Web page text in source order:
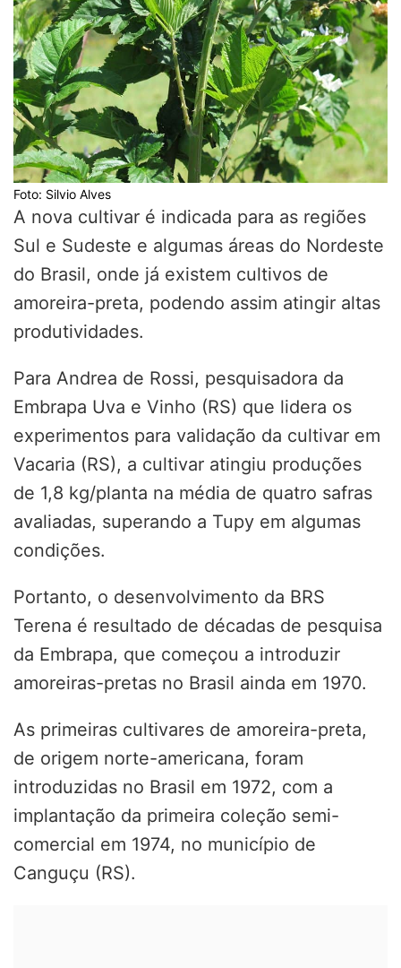
Foto: Silvio Alves
A nova cultivar é indicada para as regiões
Sul e Sudeste e algumas áreas do Nordeste
do Brasil, onde já existem cultivos de
amoreira-preta, podendo assim atingir altas
produtividades.
Para Andrea de Rossi, pesquisadora da
Embrapa Uva e Vinho (RS) que lidera os
experimentos para validação da cultivar em
Vacaria (RS), a cultivar atingiu produções
de 1,8 kg/planta na média de quatro safras
avaliadas, superando a Tupy em algumas
condições.
Portanto, o desenvolvimento da BRS
Terena é resultado de décadas de pesquisa
da Embrapa, que começou a introduzir
amoreiras-pretas no Brasil ainda em 1970.
As primeiras cultivares de amoreira-preta,
de origem norte-americana, foram
introduzidas no Brasil em 1972, com a
implantação da primeira coleção semi-
comercial em 1974, no município de
Canguçu (RS).